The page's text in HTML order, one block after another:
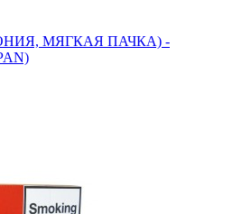
МЯГКАЯ ПАЧКА) -